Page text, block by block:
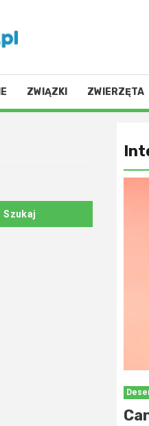
ZWIĄZKI ZWIERZĘTA